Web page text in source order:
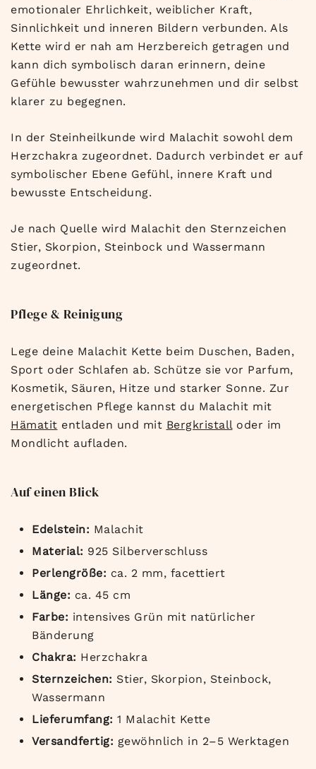
emotionaler Ehrlichkeit, weiblicher Kraft,
Sinnlichkeit und inneren Bildern verbunden. Als
Kette wird er nah am Herzbereich getragen und
kann dich symbolisch daran erinnern, deine
Gefühle bewusster wahrzunehmen und dir selbst
klarer zu begegnen.
In der Steinheilkunde wird Malachit sowohl dem
Herzchakra zugeordnet. Dadurch verbindet er auf
symbolischer Ebene Gefühl, innere Kraft und
bewusste Entscheidung.
Je nach Quelle wird Malachit den Sternzeichen
Stier, Skorpion, Steinbock und Wassermann
zugeordnet.
Pflege & Reinigung
Lege deine Malachit Kette beim Duschen, Baden,
Sport oder Schlafen ab. Schütze sie vor Parfum,
Kosmetik, Säuren, Hitze und starker Sonne. Zur
energetischen Pflege kannst du Malachit mit
Hämatit entladen und mit Bergkristall oder im
Mondlicht aufladen.
Auf einen Blick
Edelstein: Malachit
Material: 925 Silberverschluss
Perlengröße: ca. 2 mm, facettiert
Länge: ca. 45 cm
Farbe: intensives Grün mit natürlicher
Bänderung
Chakra: Herzchakra
Sternzeichen: Stier, Skorpion, Steinbock,
Wassermann
Lieferumfang: 1 Malachit Kette
Versandfertig: gewöhnlich in 2–5 Werktagen